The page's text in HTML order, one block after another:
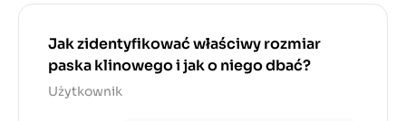
Jak zidentyfikować właściwy rozmiar
paska klinowego i jak o niego dbać?
Użytkownik